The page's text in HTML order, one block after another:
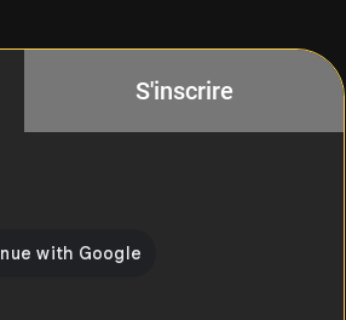
S'inscrire